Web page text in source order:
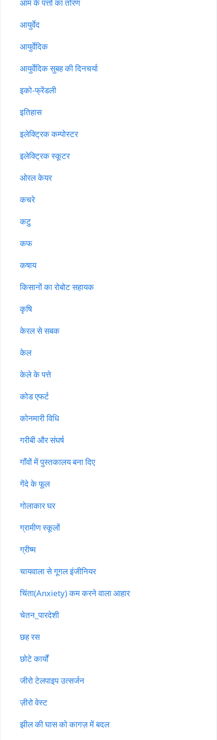
आम के पत्तों का तोरण
आयुर्वेद
आयुर्वेदिक
आयुर्वेदिक सुबह की दिनचर्या
इको-फ्रेंडली
इतिहास
इलेक्ट्रिक कम्पोस्टर
इलेक्ट्रिक स्कूटर
ओरल केयर
कचरे
कटु
कफ
कषाय
किसानों का रोबोट सहायक
कृषि
केरल से सबक
केल
केले के पत्ते
कोड एफर्ट
कोनमारी विधि
गरीबी और संघर्ष
गाँवों में पुस्तकालय बना दिए
गेंदे के फूल
गोलाकार घर
ग्रामीण स्कूलों
ग्रीष्म
चायवाला से गूगल इंजीनियर
चिंता(Anxiety) कम करने वाला आहार
चेतन_पारदेशी
छह रस
छोटे कार्यों
जीरो टेलपाइप उत्सर्जन
ज़ीरो वेस्ट
झील की घास को कागज़ में बदल